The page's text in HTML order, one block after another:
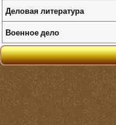
Деловая литература
Военное дело